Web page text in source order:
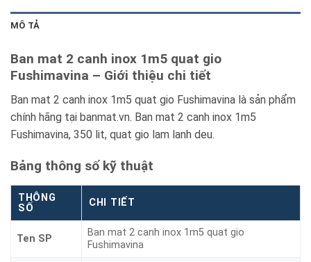
MÔ TẢ
Ban mat 2 canh inox 1m5 quat gio
Fushimavina – Giới thiệu chi tiết
Ban mat 2 canh inox 1m5 quat gio Fushimavina là sản phẩm
chính hãng tại banmat.vn. Ban mat 2 canh inox 1m5
Fushimavina, 350 lit, quat gio lam lanh deu.
Bảng thông số kỹ thuật
THÔNG
SỐ
CHI TIẾT
Ten SP
Ban mat 2 canh inox 1m5 quat gio
Fushimavina